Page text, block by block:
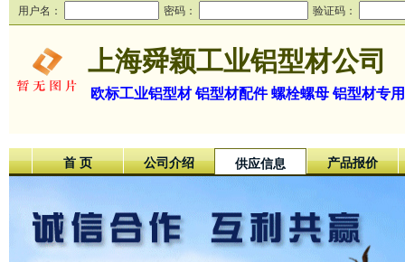
用户名： 密码： 验证码：
上海舜颖工业铝型材公司
欧标工业铝型材 铝型材配件 螺栓螺母 铝型材专
首 页 公司介绍 供应信息 产品报价